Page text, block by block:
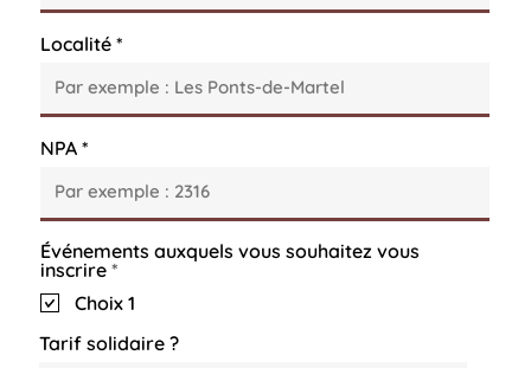
NPA
Localité
Événements auxquels vous souhaitez vous
inscrire *O
l
g
Choix 1
Tarif solidaire ?